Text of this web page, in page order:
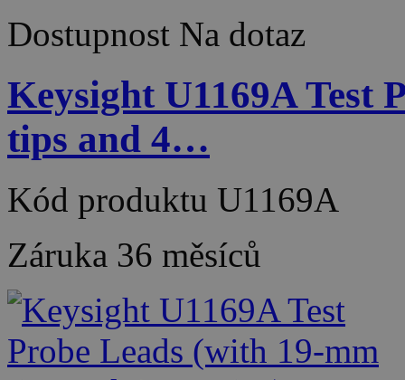
Dostupnost Na dotaz
Keysight U1169A Test
tips and 4…
Kód produktu U1169A
Záruka 36 měsíců